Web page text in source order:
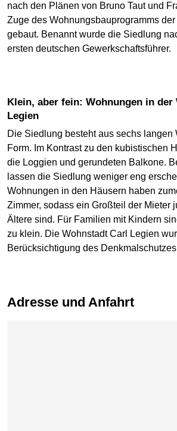
nach den Plänen von Bruno Taut und
Zuge des Wohnungsbauprogramms
gebaut. Benannt wurde die Siedlung
ersten deutschen Gewerkschaftsführer.
Klein, aber fein: Wohnungen in der Wohnstadt Carl
Legien
Die Siedlung besteht aus sechs langen
Form. Im Kontrast zu den kubistischen
die Loggien und gerundeten Balkone.
lassen die Siedlung weniger eng
Wohnungen in den Häusern haben
Zimmer, sodass ein Großteil der Mieter
Ältere sind. Für Familien mit Kindern
zu klein. Die Wohnstadt Carl Legien
Berücksichtigung des
Adresse und Anfahrt